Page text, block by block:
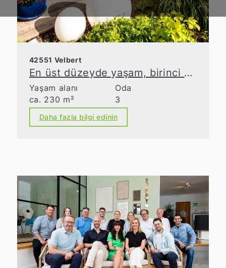
42551 Velbert
En üst düzeyde yaşam, birinci sınıf bir çatı katı dairesi!
Yaşam alanı
ca. 230 m²
Oda
3
Daha fazla bilgi edinin